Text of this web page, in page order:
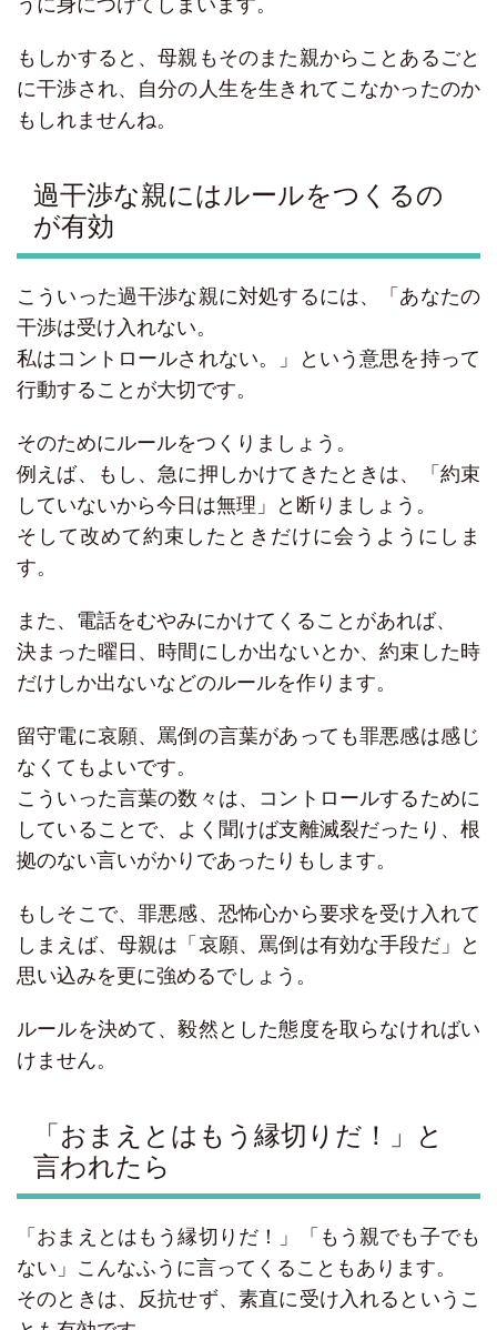
うに身につけてしまいます。
もしかすると、母親もそのまた親からことあるごと
に干渉され、自分の人生を生きれてこなかったのか
もしれませんね。
過干渉な親にはルールをつくるの
が有効
こういった過干渉な親に対処するには、「あなたの
干渉は受け入れない。
私はコントロールされない。」という意思を持って
行動することが大切です。
そのためにルールをつくりましょう。
例えば、もし、急に押しかけてきたときは、「約束
していないから今日は無理」と断りましょう。
そして改めて約束したときだけに会うようにしま
す。
また、電話をむやみにかけてくることがあれば、
決まった曜日、時間にしか出ないとか、約束した時
だけしか出ないなどのルールを作ります。
留守電に哀願、罵倒の言葉があっても罪悪感は感じ
なくてもよいです。
こういった言葉の数々は、コントロールするために
していることで、よく聞けば支離滅裂だったり、根
拠のない言いがかりであったりもします。
もしそこで、罪悪感、恐怖心から要求を受け入れて
しまえば、母親は「哀願、罵倒は有効な手段だ」と
思い込みを更に強めるでしょう。
ルールを決めて、毅然とした態度を取らなければい
けません。
「おまえとはもう縁切りだ！」と
言われたら
「おまえとはもう縁切りだ！」「もう親でも子でも
ない」こんなふうに言ってくることもあります。
そのときは、反抗せず、素直に受け入れるというこ